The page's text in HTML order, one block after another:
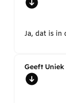
Ja, dat is in
Geeft